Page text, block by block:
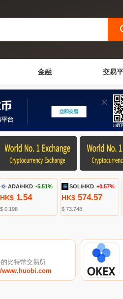
金融 交易
ADA/HKD -5.51%
HK$1.54
$ 0.198
SOL/HKD +0.57%
HK$ 574.57
$ 73.748
比特幣交易所
www.huobi.com